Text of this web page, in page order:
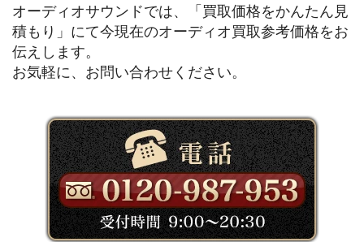
オーディオサウンドでは、「買取価格をかんたん見
積もり」にて今現在のオーディオ買取参考価格をお
伝えします。
お気軽に、お問い合わせください。